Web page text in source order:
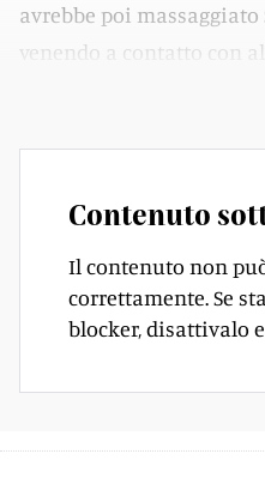
avrebbe poi
venendo a contatto con
Contenuto
Il contenuto non
correttamente. Se
blocker, disattivalo